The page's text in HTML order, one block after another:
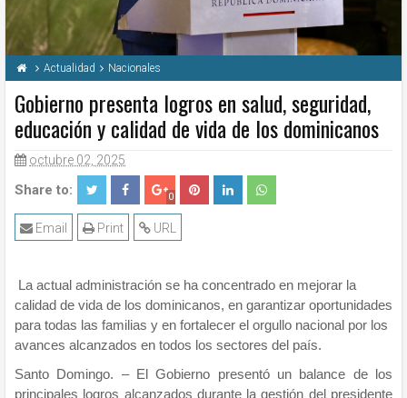
Actualidad Nacionales
Gobierno presenta logros en salud, seguridad,
educación y calidad de vida de los dominicanos
octubre 02, 2025
Share to: 0
URL
Print
Email
La actual administración se ha concentrado en mejorar la
calidad de vida de los dominicanos, en garantizar oportunidades
para todas las familias y en fortalecer el orgullo nacional por los
avances alcanzados en todos los sectores del país.
Santo Domingo. – El Gobierno presentó un balance de los
principales logros alcanzados durante la gestión del presidente